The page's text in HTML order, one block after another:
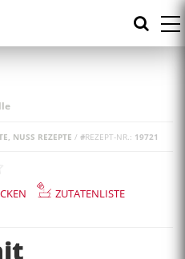
NUSS REZEPTE / #REZEPT-NR.: 19721
ZUTATENLISTE